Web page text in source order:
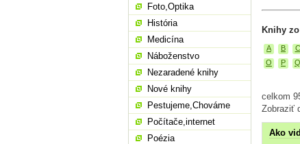
Knihy
A B C
O
P Q
celkom
Zobraziť
Ako
Foto,Optika
História
Medicína
Náboženstvo
Nezaradené knihy
Nové knihy
Pestujeme,Chováme
Počítače,internet
Poézia